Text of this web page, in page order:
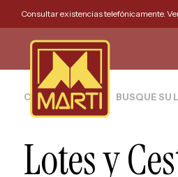
Consultar existencias telefónicamente.
CESTAS MARTI BUSQUE SU
Lotes y